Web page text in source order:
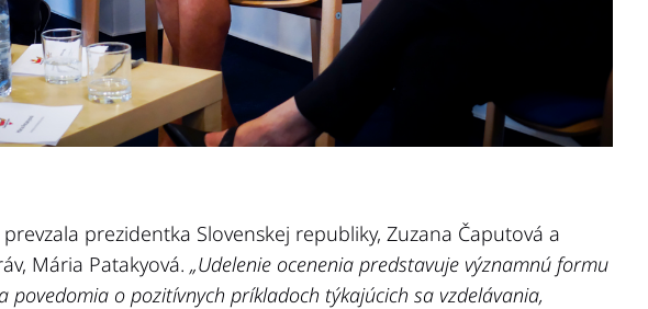
prezidentka Slovenskej republiky, Zuzana Čaputová a
Mária Patakyová.„Udelenie ocenenia predstavuje významnú formu
povedomia o pozitívnych príkladoch týkajúcich sa vzdelávania,